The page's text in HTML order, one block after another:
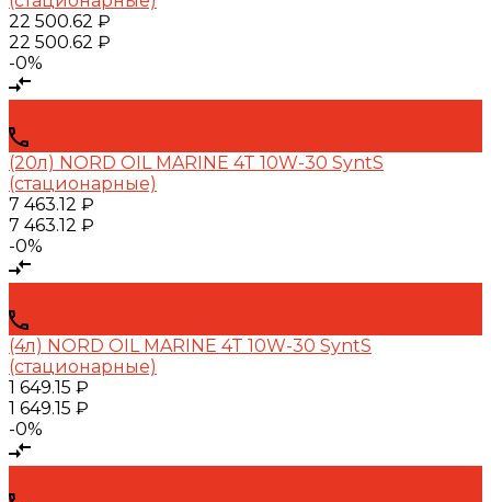
22 500.62 ₽
22 500.62 ₽
-0%
(20л) NORD OIL MARINE 4T 10W-30 SyntS
(стационарные)
7 463.12 ₽
7 463.12 ₽
-0%
(4л) NORD OIL MARINE 4T 10W-30 SyntS
(стационарные)
1 649.15 ₽
1 649.15 ₽
-0%